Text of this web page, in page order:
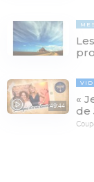
49:44
«
de